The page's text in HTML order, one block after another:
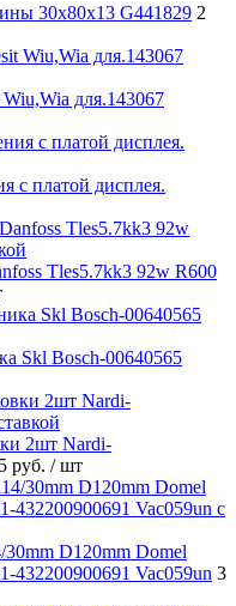
30x80x13 G441829 2
для.143067
с платой дисплея.
Tles5.7kk3 92w R600
Skl Bosch-00640565
2шт Nardi-
руб. / шт
D120mm Domel
432200900691 Vac059un 3